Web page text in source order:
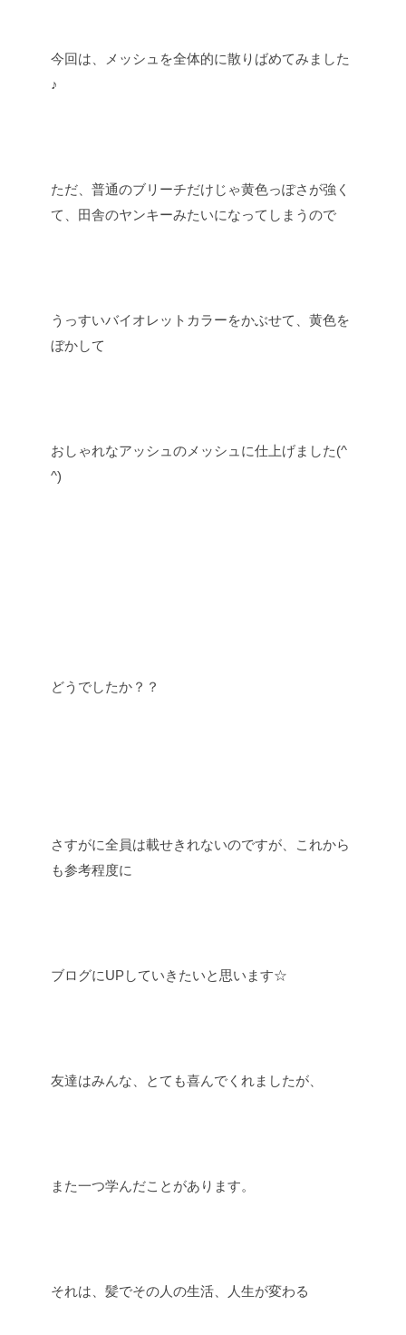
今回は、メッシュを全体的に散りばめてみました
♪
ただ、普通のブリーチだけじゃ黄色っぽさが強く
て、田舎のヤンキーみたいになってしまうので
うっすいバイオレットカラーをかぶせて、黄色を
ぼかして
おしゃれなアッシュのメッシュに仕上げました(^
^)
どうでしたか？？
さすがに全員は載せきれないのですが、これから
も参考程度に
ブログにUPしていきたいと思います☆
友達はみんな、とても喜んでくれましたが、
また一つ学んだことがあります。
それは、髪でその人の生活、人生が変わる